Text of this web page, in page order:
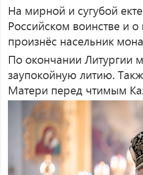
На мирной и сугубой
Российском воинстве и
произнёс насельник
По окончании Литургии
заупокойную литию.
Матери перед чтимым